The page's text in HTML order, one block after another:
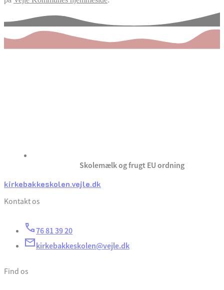
Skolemælk og frugt EU ordning
kirkebakkeskolen.vejle.dk
Kontakt os
76 81 39 20
kirkebakkeskolen@vejle.dk
Find os